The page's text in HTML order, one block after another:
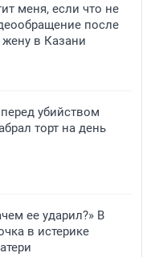
меня, если что не
после
жену в Казани
убийством
торт на день
ее ударил?» В
в истерике